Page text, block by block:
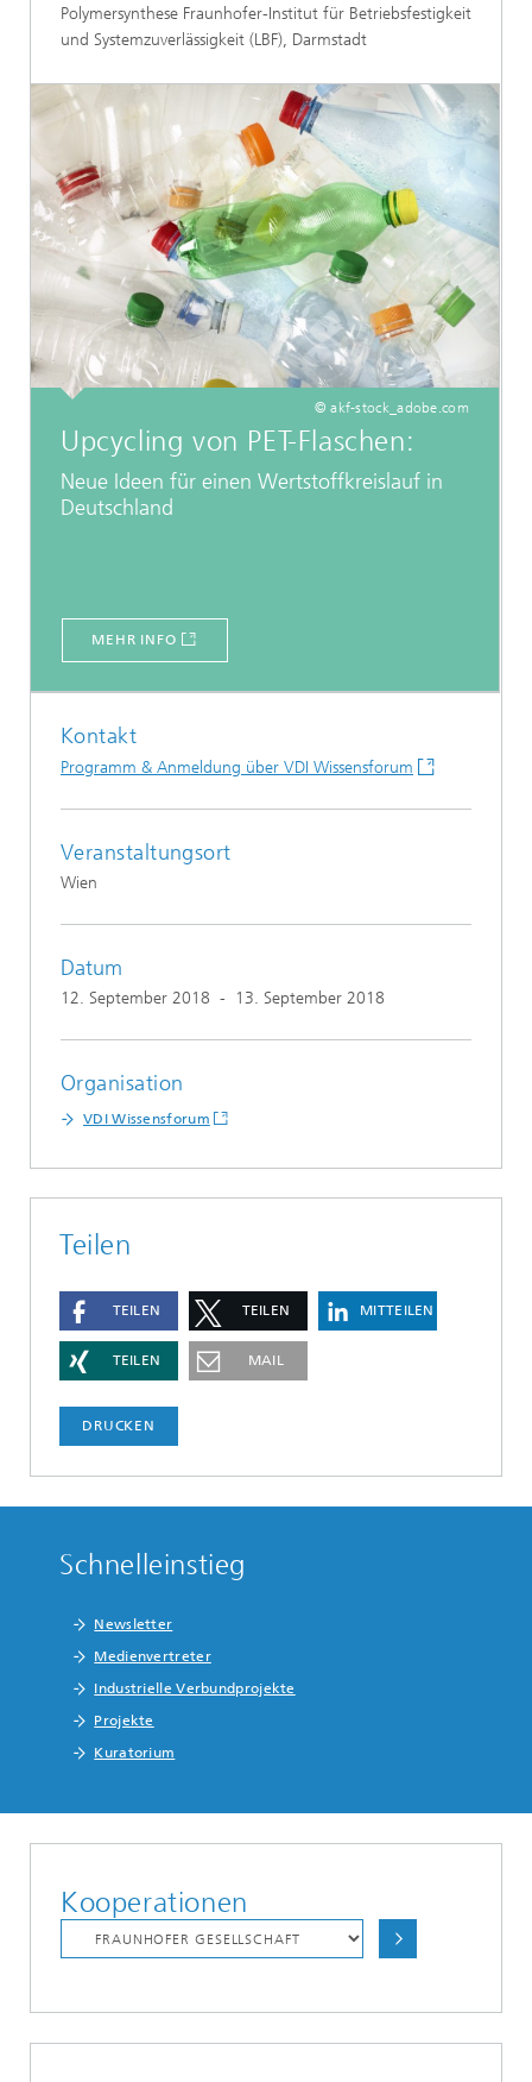
Polymersynthese Fraunhofer-Institut für Betriebsfestigkeit
und Systemzuverlässigkeit (LBF), Darmstadt
© akf-stock_adobe.com
Upcycling von PET-Flaschen:
Neue Ideen für einen Wertstoffkreislauf in
Deutschland
MEHR INFO
Kontakt
Programm & Anmeldung über VDI Wissensforum
Veranstaltungsort
Wien
Datum
12. September 2018 - 13. September 2018
Organisation
VDI Wissensforum
Teilen
TEILEN TEILEN MITTEILEN
TEILEN MAIL
DRUCKEN
Schnelleinstieg
Newsletter
Medienvertreter
Industrielle Verbundprojekte
Projekte
Kuratorium
Kooperationen